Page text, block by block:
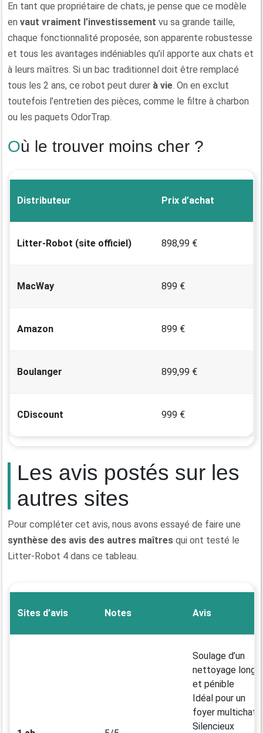
En tant que propriétaire de chats, je pense que ce modèle
en vaut vraiment l’investissement vu sa grande taille,
chaque fonctionnalité proposée, son apparente robustesse
et tous les avantages indéniables qu’il apporte aux chats et
à leurs maîtres. Si un bac traditionnel doit être remplacé
tous les 2 ans, ce robot peut durer à vie. On en exclut
toutefois l’entretien des pièces, comme le filtre à charbon
ou les paquets OdorTrap.
Où le trouver moins cher ?
Distributeur Prix d’achat
Litter-Robot (site officiel) 898,99 €
MacWay 899 €
Amazon 899 €
Boulanger 899,99 €
CDiscount 999 €
Les avis postés sur les
autres sites
Pour compléter cet avis, nous avons essayé de faire une
synthèse des avis des autres maîtres qui ont testé le
Litter-Robot 4 dans ce tableau.
Sites d’avis Notes Avis
Soulage d’un
nettoyage long
et pénible
Idéal pour un
foyer multichats
Silencieux